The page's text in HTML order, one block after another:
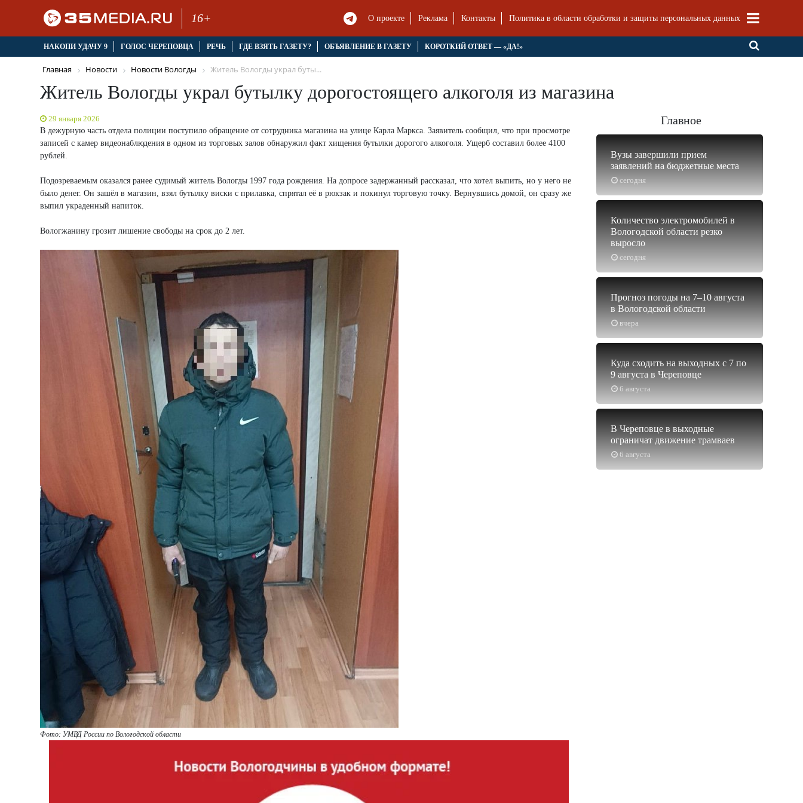
16+ О проекте Реклама Контакты Политика в области обработки и защиты персональных данных
НАКОПИ УДАЧУ 9 ГОЛОС ЧЕРЕПОВЦА РЕЧЬ ГДЕ ВЗЯТЬ ГАЗЕТУ? ОБЪЯВЛЕНИЕ В ГАЗЕТУ КОРОТКИЙ ОТВЕТ — «ДА!»
Главная Новости Новости Вологды Житель Вологды украл буты...
Житель Вологды украл бутылку дорогостоящего алкоголя из магазина
29 января 2026
В дежурную часть отдела полиции поступило обращение от сотрудника магазина на улице Карла Маркса. Заявитель сообщил, что при просмотре
записей с камер видеонаблюдения в одном из торговых залов обнаружил факт хищения бутылки дорогого алкоголя. Ущерб составил более 4100
рублей.
Подозреваемым оказался ранее судимый житель Вологды 1997 года рождения. На допросе задержанный рассказал, что хотел выпить, но у него не
было денег. Он зашёл в магазин, взял бутылку виски с прилавка, спрятал её в рюкзак и покинул торговую точку. Вернувшись домой, он сразу же
выпил украденный напиток.
Вологжанину грозит лишение свободы на срок до 2 лет.
Фото: УМВД России по Вологодской области
Главное
сегодня
Вузы завершили прием
заявлений на бюджетные места
сегодня
Количество электромобилей в
Вологодской области резко
выросло
вчера
Прогноз погоды на 7–10 августа
в Вологодской области
6 августа
Куда сходить на выходных с 7 по
9 августа в Череповце
6 августа
В Череповце в выходные
ограничат движение трамваев